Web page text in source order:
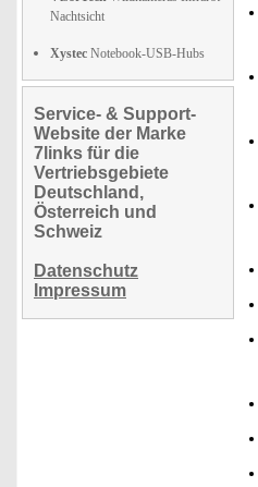
Nachtsicht
Xystec Notebook-USB-Hubs
Service- & Support-
Website der Marke
7links für die
Vertriebsgebiete
Deutschland,
Österreich und
Schweiz
Datenschutz
Impressum